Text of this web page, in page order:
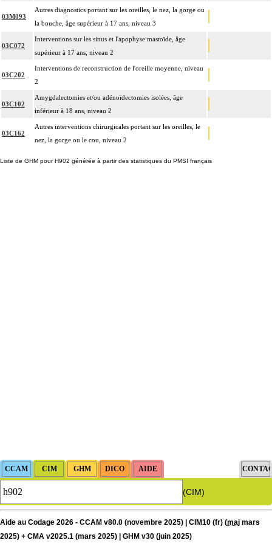
03M093
Autres diagnostics portant sur les oreilles, le nez, la gorge ou
la bouche, âge supérieur à 17 ans, niveau 3
03C072
Interventions sur les sinus et l'apophyse mastoïde, âge
supérieur à 17 ans, niveau 2
03C202
Interventions de reconstruction de l'oreille moyenne, niveau
2
03C102
Amygdalectomies et/ou adénoïdectomies isolées, âge
inférieur à 18 ans, niveau 2
03C162
Autres interventions chirurgicales portant sur les oreilles, le
nez, la gorge ou le cou, niveau 2
Liste de GHM pour H902 générée à partir des statistiques du PMSI français
(CIM)
Aide au Codage 2026 - CCAM v80.0 (novembre 2025) | CIM10 (fr) (maj mars
2025) + CMA v2025.1 (mars 2025) | GHM v30 (juin 2025)